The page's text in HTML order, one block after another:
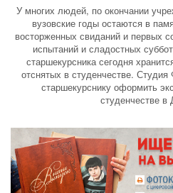
У многих людей, по окончании
вузовские годы остаются в
восторженных свиданий и первых
испытаний и сладостных
старшекурсника сегодня
отснятых в студенчестве.
старшекурснику оформить
студенчестве в